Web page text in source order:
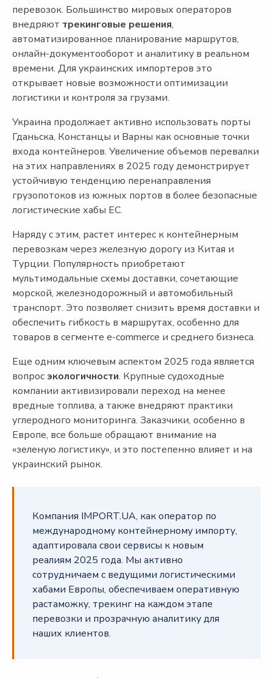
перевозок. Большинство мировых операторов
внедряют трекинговые решения,
автоматизированное планирование маршрутов,
онлайн-документооборот и аналитику в реальном
времени. Для украинских импортеров это
открывает новые возможности оптимизации
логистики и контроля за грузами.
Украина продолжает активно использовать порты
Гданьска, Констанцы и Варны как основные точки
входа контейнеров. Увеличение объемов перевалки
на этих направлениях в 2025 году демонстрирует
устойчивую тенденцию перенаправления
грузопотоков из южных портов в более безопасные
логистические хабы ЕС.
Наряду с этим, растет интерес к контейнерным
перевозкам через железную дорогу из Китая и
Турции. Популярность приобретают
мультимодальные схемы доставки, сочетающие
морской, железнодорожный и автомобильный
транспорт. Это позволяет снизить время доставки и
обеспечить гибкость в маршрутах, особенно для
товаров в сегменте e-commerce и среднего бизнеса.
Еще одним ключевым аспектом 2025 года является
вопрос экологичности. Крупные судоходные
компании активизировали переход на менее
вредные топлива, а также внедряют практики
углеродного мониторинга. Заказчики, особенно в
Европе, все больше обращают внимание на
«зеленую логистику», и это постепенно влияет и на
украинский рынок.
Компания IMPORT.UA, как оператор по
международному контейнерному импорту,
адаптировала свои сервисы к новым
реалиям 2025 года. Мы активно
сотрудничаем с ведущими логистическими
хабами Европы, обеспечиваем оперативную
растаможку, трекинг на каждом этапе
перевозки и прозрачную аналитику для
наших клиентов.